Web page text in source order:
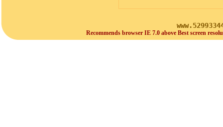
Recommends browser IE 7.0 above Best screen